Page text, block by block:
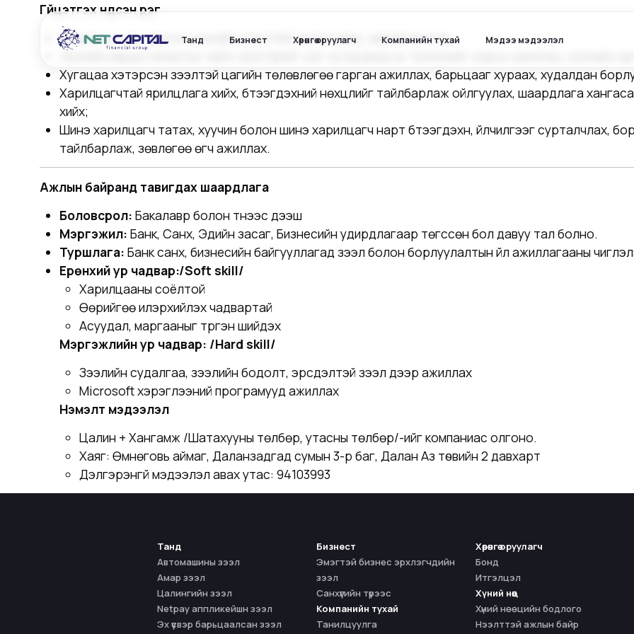
Танд Бизнест Хөрөнгө оруулагч Компанийн тухай Мэдээ мэдээлэл
Гүйцэтгэх үндсэн үүрэг
Харилцагчаас ирүүлсэн зээлийн хүсэлтийг хүлээн авах, зөвлөгөө өгөх;
Зээлийн явцын хяналтыг хийж зээл бүрийг цаг хугацаанд нь төлүүлэхийг зорьж ажиллах, зээлийн
Хугацаа хэтэрсэн зээлтэй цагийн төлөвлөгөө гарган ажиллах, барьцааг хураах, худалдан
Харилцагчтай ярилцлага хийх, бүтээгдэхүүний нөхцлийг тайлбарлаж ойлгуулах, шаардлага
хийх;
Шинэ харилцагч татах, хуучин болон шинэ харилцагч нарт бүтээгдэхүүн, үйлчилгээг сурталчлах,
тайлбарлаж, зөвлөгөө өгч ажиллах.
Ажлын байранд тавигдах шаардлага
Боловсрол: Бакалавр болон түүнээс дээш
Мэргэжил: Банк, Санхүү, Эдийн засаг, Бизнесийн удирдлагаар төгссөн бол давуу тал болно.
Туршлага: Банк санхүү, бизнесийн байгууллагад зээл болон борлуулалтын үйл ажиллагааны
Ерөнхий ур чадвар:/Soft skill/
Харилцааны соёлтой
Өөрийгөө илэрхийлэх чадвартай
Асуудал, маргааныг түргэн шийдэх
Мэргэжлийн ур чадвар: /Hard skill/
Зээлийн судалгаа, зээлийн бодолт, эрсдэлтэй зээл дээр ажиллах
Microsoft хэрэглээний програмууд ажиллах
Нэмэлт мэдээлэл
Цалин + Хангамж /Шатахууны төлбөр, утасны төлбөр/-ийг компаниас олгоно.
Хаяг: Өмнөговь аймаг, Даланзадгад сумын 3-р баг, Далан Аз тѳвийн 2 давхарт
Дэлгэрэнгүй мэдээлэл авах утас: 94103993
Танд
Автомашины зээл
Амар зээл
Цалингийн зээл
Netpay аппликейшн зээл
Эх үүсвэр барьцаалсан зээл
Бизнест
Эмэгтэй бизнес эрхлэгчдийн
зээл
Санхүүгийн түрээс
Компанийн тухай
Танилцуулга
Хөрөнгө оруулагч
Бонд
Итгэлцэл
Хүний нөөц
Хүний нөөцийн бодлого
Нээлттэй ажлын байр